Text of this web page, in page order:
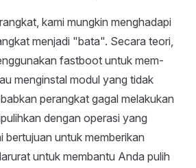
kami mungkin menghadapi
menjadi "bata". Secara teori,
fastboot untuk mem-
menginstal modul yang tidak
perangkat gagal melakukan
dengan operasi yang
bertujuan untuk memberikan
untuk membantu Anda pulih